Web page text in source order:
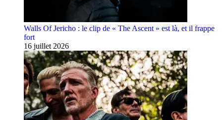
Walls Of Jericho : le clip de « The Ascent » est là, et il frappe
fort
16 juillet 2026